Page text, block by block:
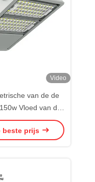
Video
van de de
Vloed van de
Lichte Hoge Mast
IK08
beste prijs